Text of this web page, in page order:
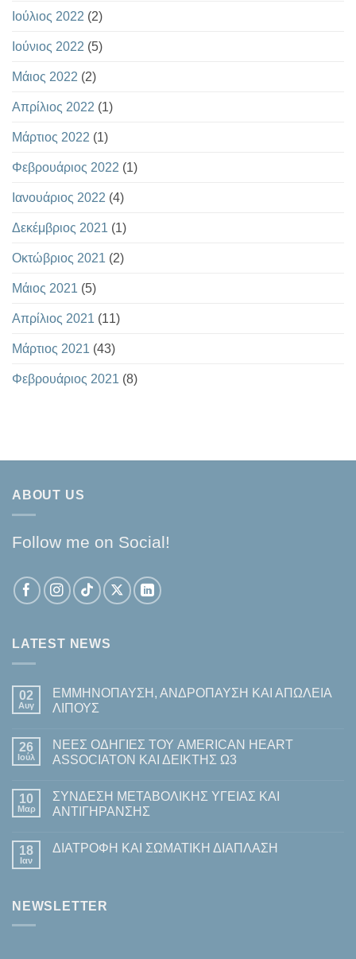
Ιούλιος 2022 (2)
Ιούνιος 2022 (5)
Μάιος 2022 (2)
Απρίλιος 2022 (1)
Μάρτιος 2022 (1)
Φεβρουάριος 2022 (1)
Ιανουάριος 2022 (4)
Δεκέμβριος 2021 (1)
Οκτώβριος 2021 (2)
Μάιος 2021 (5)
Απρίλιος 2021 (11)
Μάρτιος 2021 (43)
Φεβρουάριος 2021 (8)
ABOUT US
Follow me on Social!
LATEST NEWS
02
Αυγ
ΕΜΜΗΝΟΠΑΥΣΗ, ΑΝΔΡΟΠΑΥΣΗ ΚΑΙ ΑΠΩΛΕΙΑ
ΛΙΠΟΥΣ
σχόλια
στο
ΕΜΜΗΝΟΠΑΥΣΗ,
ΑΠΩΛΕΙΑ
ΛΙΠΟΥΣ
26
Ιούλ
ΝΕΕΣ ΟΔΗΓΙΕΣ ΤΟΥ AMERICAN HEART
ASSOCIATON ΚΑΙ ΔΕΙΚΤΗΣ Ω3
σχόλια
στο
ΝΕΕΣ
AMERICAN
Ω3
10
Μαρ
ΣΥΝΔΕΣΗ ΜΕΤΑΒΟΛΙΚΗΣ ΥΓΕΙΑΣ ΚΑΙ
ΑΝΤΙΓΗΡΑΝΣΗΣ
σχόλια
ΚΑΙ
ΑΝΤΙΓΗΡΑΝΣΗΣ
18
Ιαν
ΔΙΑΤΡΟΦΗ ΚΑΙ ΣΩΜΑΤΙΚΗ ΔΙΑΠΛΑΣΗ
ΔΙΑΤΡΟΦΗ
NEWSLETTER